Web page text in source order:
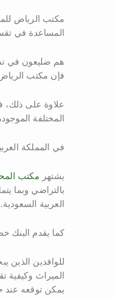
مكتب الرياض
المساعدة في
هم ضليعون في
فإن مكتب
علاوة على ذلك،
المختلفة
في المملكة
يشتهر مكتب
بالتراضي وبما
العربية السعودية.
كما يقدم البنك
للوافدين الذين
الميراث وكيفية
يمكن توقعه